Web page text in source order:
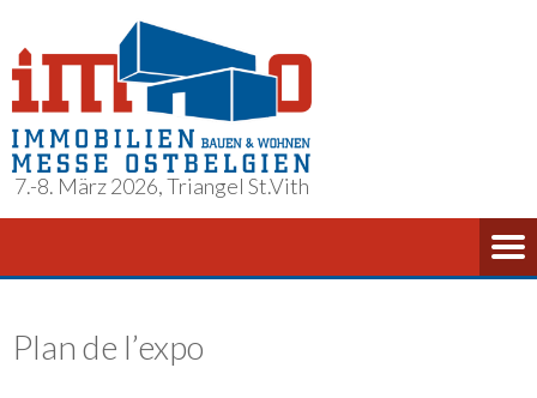
7.-8. März 2026, Triangel St.Vith
Plan de l’expo